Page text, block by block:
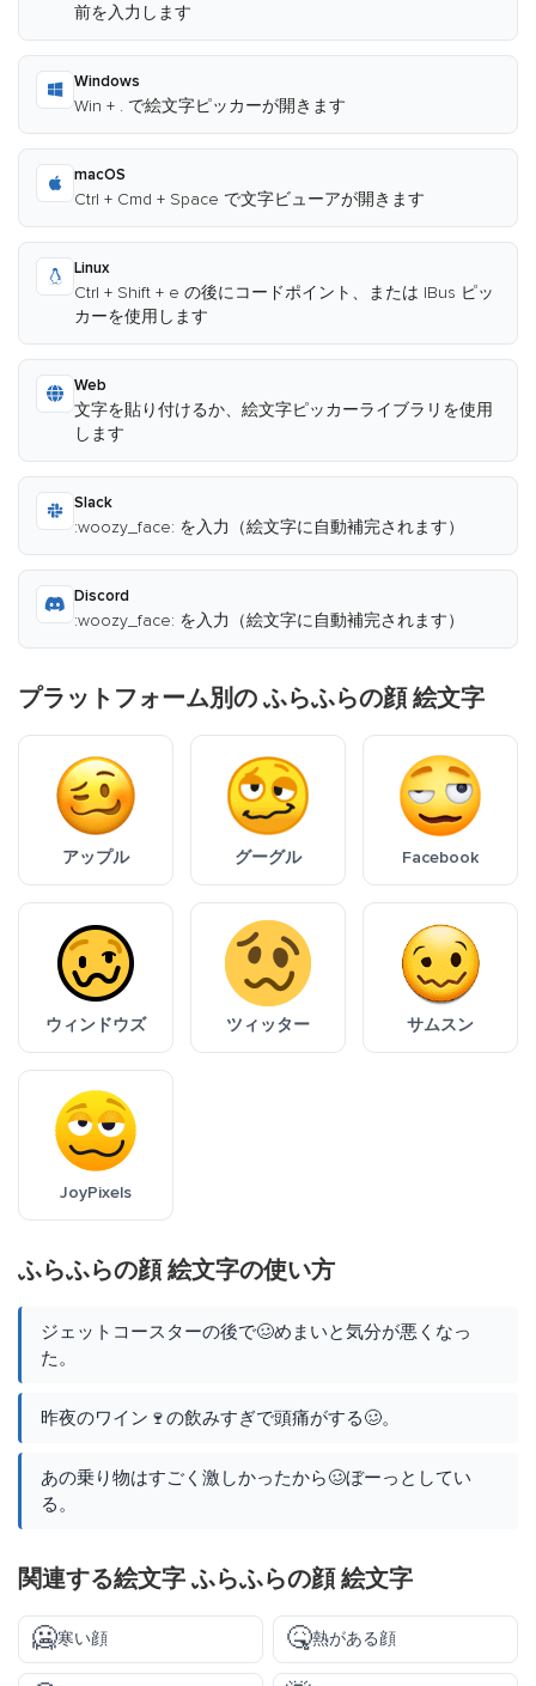
前を入力します
Windows
Win + . で絵文字ピッカーが開きます
macOS
Ctrl + Cmd + Space で文字ビューアが開きます
Linux
Ctrl + Shift + e の後にコードポイント、または IBus ピッ
カーを使用します
Web
文字を貼り付けるか、絵文字ピッカーライブラリを使用
します
Slack
:woozy_face: を入力（絵文字に自動補完されます）
Discord
:woozy_face: を入力（絵文字に自動補完されます）
プラットフォーム別の ふらふらの顔 絵文字
アップル グーグル Facebook
ウィンドウズ ツィッター サムスン
JoyPixels
ふらふらの顔 絵文字の使い方
ジェットコースターの後で🥴めまいと気分が悪くなっ
た。
昨夜のワイン🍷の飲みすぎで頭痛がする🥴。
あの乗り物はすごく激しかったから🥴ぼーっとしてい
る。
関連する絵文字 ふらふらの顔 絵文字
🥶寒い顔 🤒熱がある顔